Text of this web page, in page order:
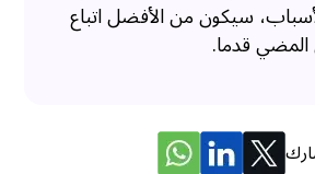
سيكون من الأفضل اتباع
قدما.